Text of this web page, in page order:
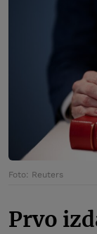
Foto: Reuters
Prvo